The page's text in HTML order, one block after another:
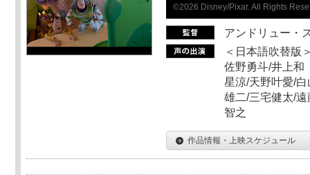
©2026 Disney/Pixar. All Rights
アンドリュー・
＜日本語吹替版
佐野勇斗/井上和
星涼/天野叶愛/
雄二/三宅健太/
智之
作品情報・上映スケジュール